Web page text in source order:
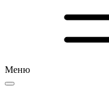
Меню